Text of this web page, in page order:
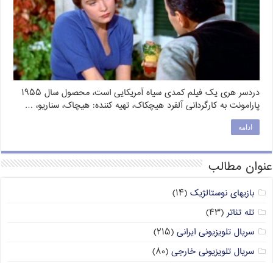
دردسر هری یک فیلم کمدی سیاه آمریکایی است، محصول سال ۱۹۵۵
پارامونت به کارگردانی آلفرد هیچکاک، تهیه کننده: هیچاک، سناریو، …
ادامه
عنوان مطالب
بازیهای نوستالژیک (۱۴)
تله تئاتر(۴۳)
سریال تلویزیونی ایرانی (۲۱۵)
سریال تلویزیونی خارجی (۸۰)